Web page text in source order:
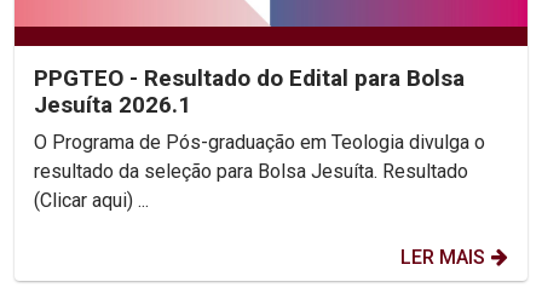
PPGTEO - Resultado do Edital para Bolsa
Jesuíta 2026.1
O Programa de Pós-graduação em Teologia divulga o
resultado da seleção para Bolsa Jesuíta. Resultado
(Clicar aqui) ...
LER MAIS